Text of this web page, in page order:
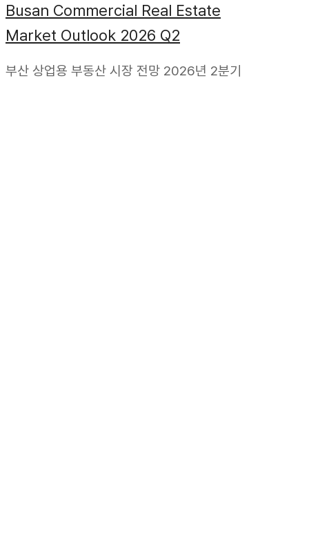
Busan Commercial Real Estate
Market Outlook 2026 Q2
부산 상업용 부동산 시장 전망 2026년 2분기